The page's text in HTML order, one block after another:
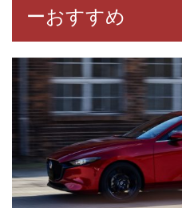
ーおすすめ